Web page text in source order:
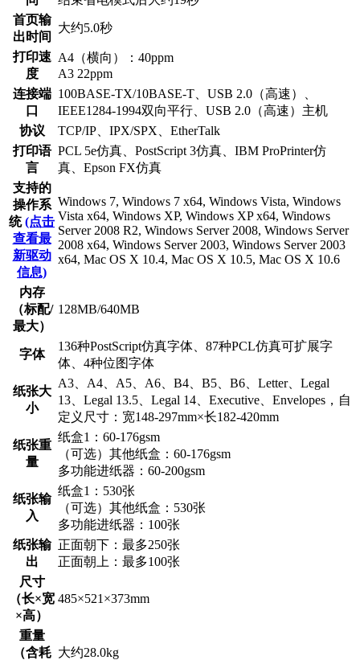
首页输
出时间
大约5.0秒
打印速
度
A4（横向）：40ppm
A3 22ppm
连接端
口
100BASE-TX/10BASE-T、USB 2.0（高速）、
IEEE1284-1994双向平行、USB 2.0（高速）主机
协议
TCP/IP、IPX/SPX、EtherTalk
打印语
言
PCL 5e仿真、PostScript 3仿真、IBM ProPrinter仿
真、Epson FX仿真
支持的
操作系
统(点击
查看最
新驱动
信息)
Windows 7, Windows 7 x64, Windows Vista, Windows
Vista x64, Windows XP, Windows XP x64, Windows
Server 2008 R2, Windows Server 2008, Windows Server
2008 x64, Windows Server 2003, Windows Server 2003
x64, Mac OS X 10.4, Mac OS X 10.5, Mac OS X 10.6
内存
（标配/
最大）
128MB/640MB
字体
136种PostScript仿真字体、87种PCL仿真可扩展字
体、4种位图字体
纸张大
小
A3、A4、A5、A6、B4、B5、B6、Letter、Legal
13、Legal 13.5、Legal 14、Executive、Envelopes，自
定义尺寸：宽148-297mm×长182-420mm
纸张重
量
纸盒1：60-176gsm
（可选）其他纸盒：60-176gsm
多功能进纸器：60-200gsm
纸张输
入
纸盒1：530张
（可选）其他纸盒：530张
多功能进纸器：100张
纸张输
出
正面朝下：最多250张
正面朝上：最多100张
尺寸
（长×宽
×高）
485×521×373mm
重量
（含耗 大约28.0kg